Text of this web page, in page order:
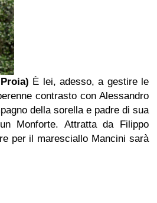
È lei, adesso, a gestire le
contrasto con Alessandro
della sorella e padre di sua
Monforte. Attratta da Filippo
per il maresciallo Mancini sarà